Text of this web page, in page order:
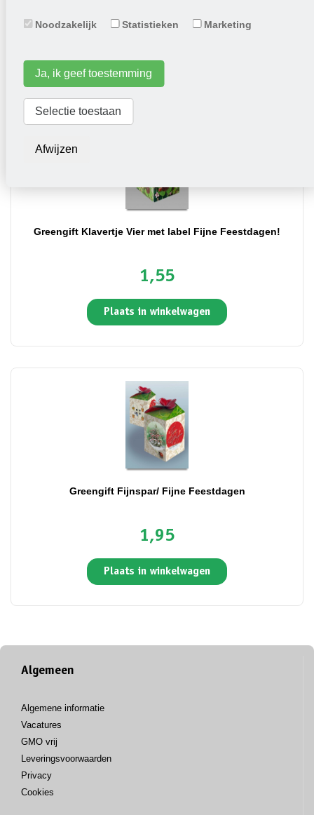
Noodzakelijk Statistieken Marketing
Ja, ik geef toestemming
Selectie toestaan
Afwijzen
52,50
Greengift Klavertje Vier met label Fijne Feestdagen!
1,55
Plaats in winkelwagen
Greengift Fijnspar/ Fijne Feestdagen
1,95
Plaats in winkelwagen
Algemeen
Algemene informatie
Vacatures
GMO vrij
Leveringsvoorwaarden
Privacy
Cookies